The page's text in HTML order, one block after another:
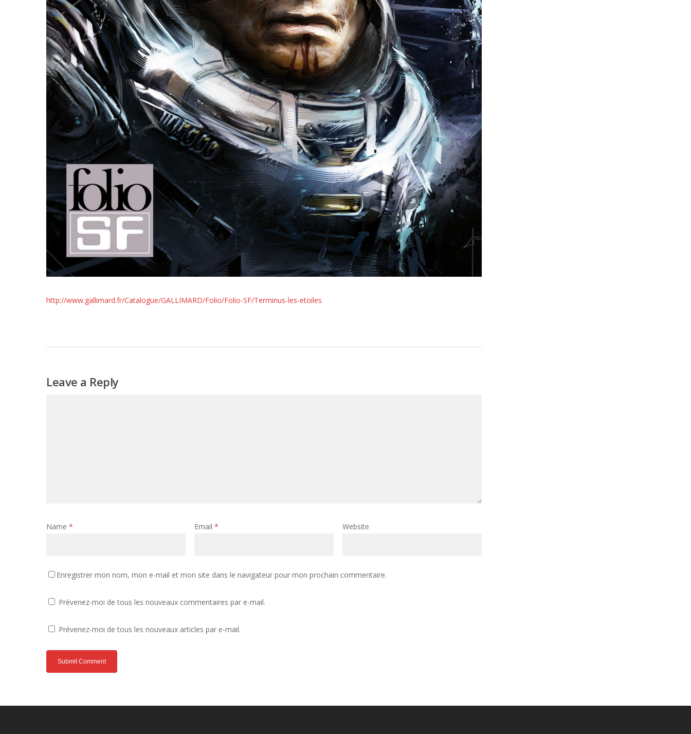
http://www.gallimard.fr/Catalogue/GALLIMARD/Folio/Folio-SF/Terminus-les-etoiles
Leave a Reply
Name * Email* Website
Enregistrer mon nom, mon e-mail et mon site dans le navigateur pour mon prochain commentaire.
Prévenez-moi de tous les nouveaux commentaires par e-mail.
Prévenez-moi de tous les nouveaux articles par e-mail.